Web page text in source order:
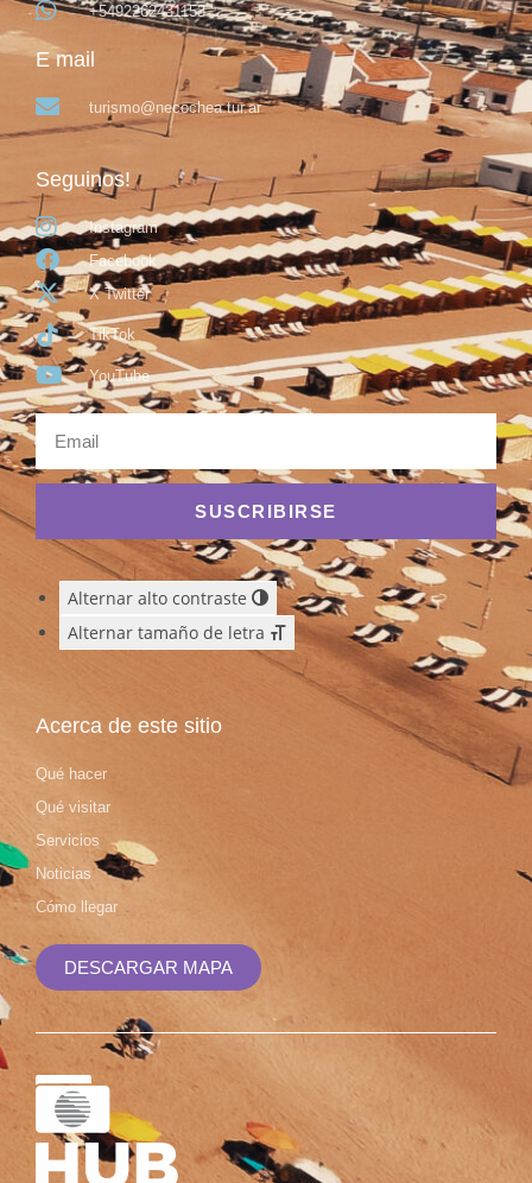
+5492262431153
E mail
turismo@necochea.tur.ar
Seguinos!
Instagram
Facebook
X Twitter
TikTok
YouTube
SUSCRIBIRSE
Alternar alto contraste
Alternar tamaño de letra
Acerca de este sitio
Qué hacer
Qué visitar
Servicios
Noticias
Cómo llegar
DESCARGAR MAPA